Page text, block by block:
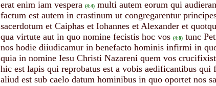
erat enim iam vespera (4:4) multi autem eorum qui
factum est autem in crastinum ut congregarentur
sacerdotum et Caiphas et Iohannes et Alexander et
qua virtute aut in quo nomine fecistis hoc vos (4:8) tunc
nos hodie diiudicamur in benefacto hominis infirmi in
quia in nomine Iesu Christi Nazareni quem vos
hic est lapis qui reprobatus est a vobis aedificantibus qui
aliud est sub caelo datum hominibus in quo oportet nos